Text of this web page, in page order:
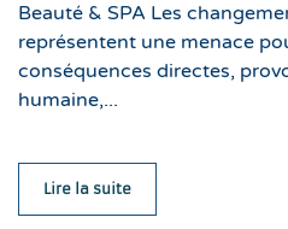
Beauté & SPA Les
représentent une menace
conséquences directes,
humaine,...
Lire la suite